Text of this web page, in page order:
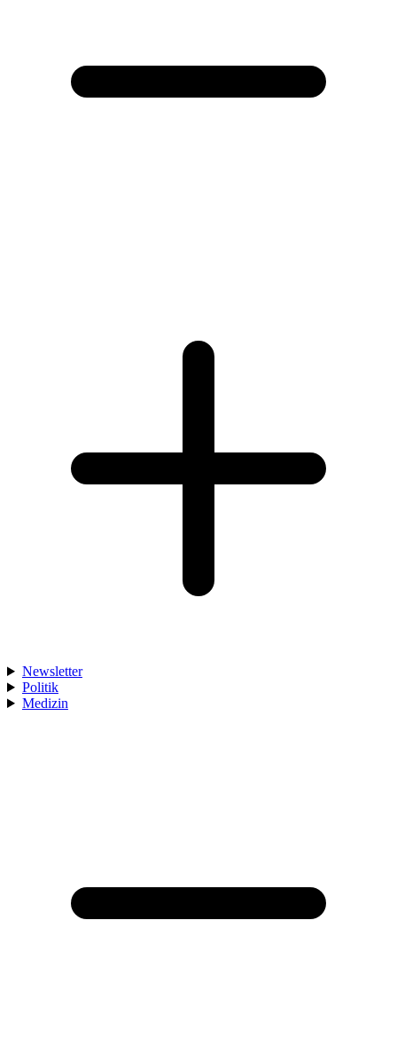
Newsletter
Politik
Medizin